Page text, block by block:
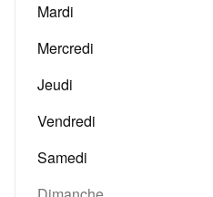
Mardi
Mercredi
Jeudi
Vendredi
Samedi